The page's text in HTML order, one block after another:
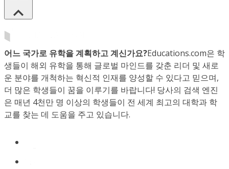
어느 국가로 유학을 계획하고 계신가요?Educations.com은 학
생들이 해외 유학을 통해 글로벌 마인드를 갖춘 리더 및 새로
운 분야를 개척하는 혁신적 인재를 양성할 수 있다고 믿으며,
더 많은 학생들이 꿈을 이루기를 바랍니다! 당사의 검색 엔진
은 매년 4천만 명 이상의 학생들이 전 세계 최고의 대학과 학
교를 찾는 데 도움을 주고 있습니다.